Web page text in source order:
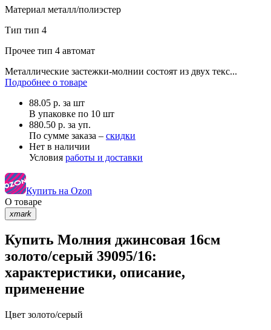
Материал металл/полиэстер
Тип тип 4
Прочее тип 4 автомат
Металлические застежки-молнии состоят из двух текс...
Подробнее о товаре
88.05 р. за шт
В упаковке по 10 шт
880.50 р. за уп.
По сумме заказа – скидки
Нет в наличии
Условия работы и доставки
Купить на Ozon
О товаре
xmark
Купить Молния джинсовая 16см
золото/серый 39095/16:
характеристики, описание,
применение
Цвет золото/серый